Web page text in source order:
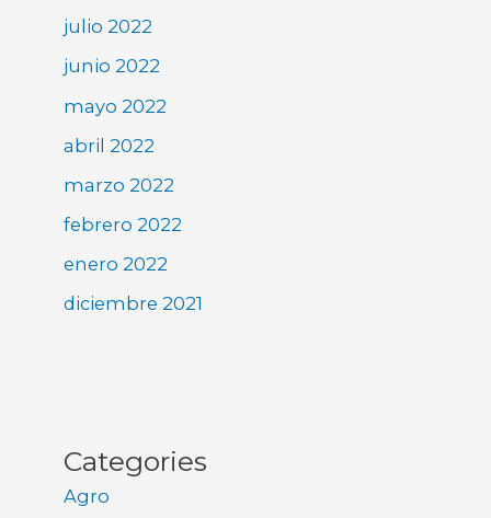
julio 2022
junio 2022
mayo 2022
abril 2022
marzo 2022
febrero 2022
enero 2022
diciembre 2021
Categories
Agro